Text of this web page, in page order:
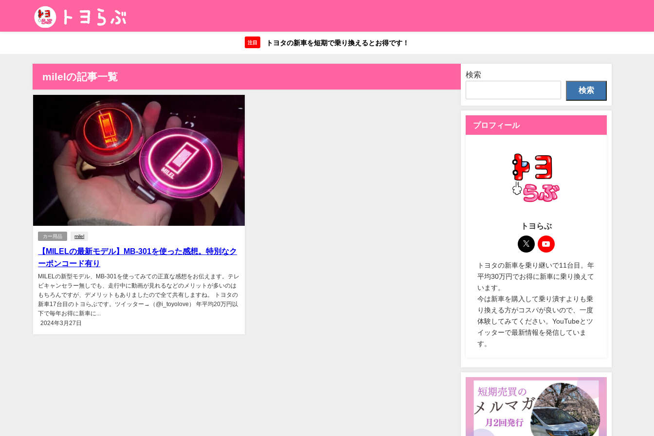
注目 トヨタの新車を短期で乗り換えるとお得です！
milelの記事一覧
カー用品 milel
【MILELの最新モデル】MB-301を使った感想。特別なク
ーポンコード有り
MILELの新型モデル、MB-301を使ってみての正直な感想をお伝えます。テレ
ビキャンセラー無しでも、走行中に動画が見れるなどのメリットが多いのは
もちろんですが、デメリットもありましたので全て共有しますね。 トヨタの
新車17台目のトヨらぶです。ツイッター→（@i_toyolove） 年平均20万円以
下で毎年お得に新車に...
2024年3月27日
検索
検索
プロフィール
トヨらぶ
トヨタの新車を乗り継いで11台目。年
平均30万円でお得に新車に乗り換えて
います。
今は新車を購入して乗り潰すよりも乗
り換える方がコスパが良いので、一度
体験してみてください。YouTubeとツ
イッターで最新情報を発信していま
す。